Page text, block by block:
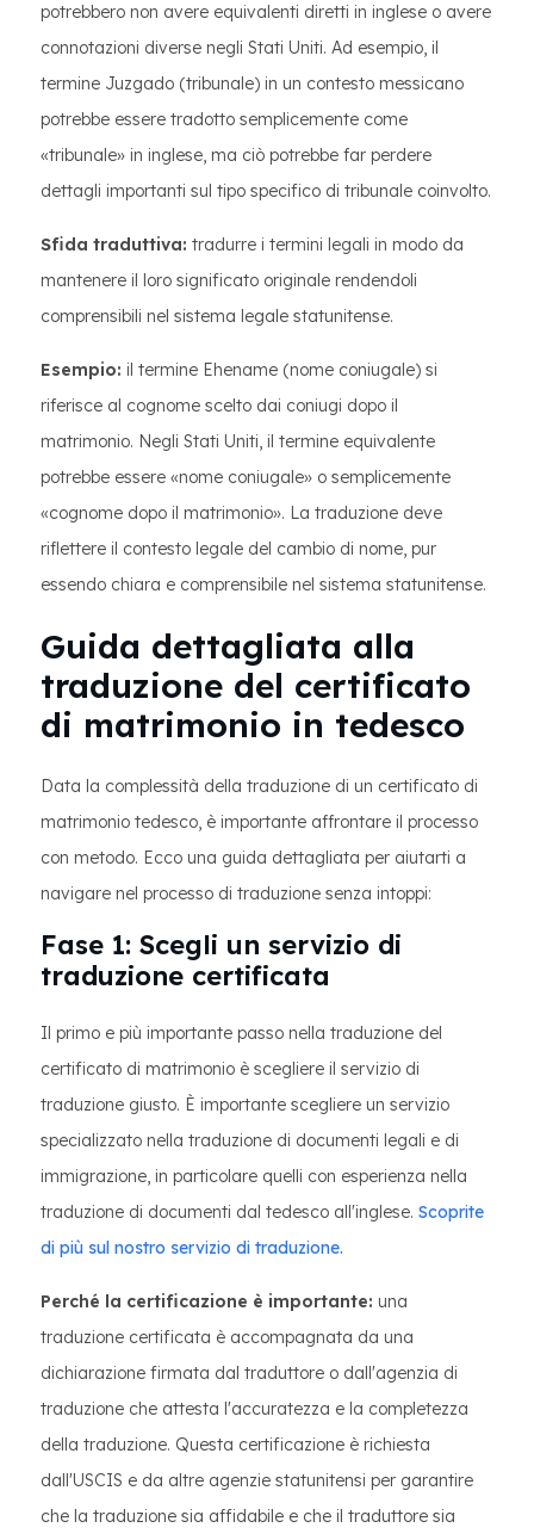
potrebbero non avere equivalenti diretti in inglese o avere
connotazioni diverse negli Stati Uniti. Ad esempio, il
termine Juzgado (tribunale) in un contesto messicano
potrebbe essere tradotto semplicemente come
«tribunale» in inglese, ma ciò potrebbe far perdere
dettagli importanti sul tipo specifico di tribunale coinvolto.
Sfida traduttiva: tradurre i termini legali in modo da
mantenere il loro significato originale rendendoli
comprensibili nel sistema legale statunitense.
Esempio: il termine Ehename (nome coniugale) si
riferisce al cognome scelto dai coniugi dopo il
matrimonio. Negli Stati Uniti, il termine equivalente
potrebbe essere «nome coniugale» o semplicemente
«cognome dopo il matrimonio». La traduzione deve
riflettere il contesto legale del cambio di nome, pur
essendo chiara e comprensibile nel sistema statunitense.
Guida dettagliata alla
traduzione del certificato
di matrimonio in tedesco
Data la complessità della traduzione di un certificato di
matrimonio tedesco, è importante affrontare il processo
con metodo. Ecco una guida dettagliata per aiutarti a
navigare nel processo di traduzione senza intoppi:
Fase 1: Scegli un servizio di
traduzione certificata
Il primo e più importante passo nella traduzione del
certificato di matrimonio è scegliere il servizio di
traduzione giusto. È importante scegliere un servizio
specializzato nella traduzione di documenti legali e di
immigrazione, in particolare quelli con esperienza nella
traduzione di documenti dal tedesco all'inglese. Scoprite
di più sul nostro servizio di traduzione.
Perché la certificazione è importante: una
traduzione certificata è accompagnata da una
dichiarazione firmata dal traduttore o dall'agenzia di
traduzione che attesta l'accuratezza e la completezza
della traduzione. Questa certificazione è richiesta
dall'USCIS e da altre agenzie statunitensi per garantire
che la traduzione sia affidabile e che il traduttore sia